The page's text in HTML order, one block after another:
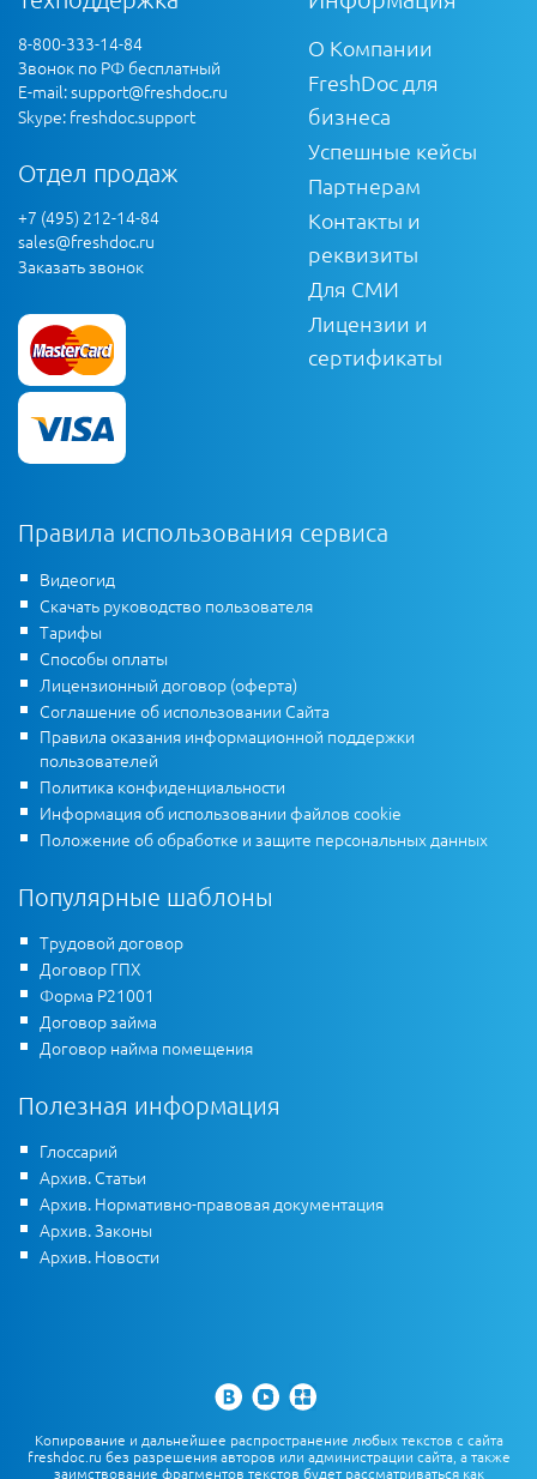
8-800-333-14-84
Звонок по РФ бесплатный
E-mail:support@freshdoc.ru
Skype: freshdoc.support
Отдел продаж
+7 (495) 212-14-84
sales@freshdoc.ru
Заказать звонок
О Компании
FreshDoc для
бизнеса
Успешные кейсы
Партнерам
Контакты и
реквизиты
Для СМИ
Лицензии и
сертификаты
Правила использования сервиса
Видеогид
Скачать руководство пользователя
Тарифы
Способы оплаты
Лицензионный договор (оферта)
Соглашение об использовании Сайта
Правила оказания информационной поддержки
пользователей
Политика конфиденциальности
Информация об использовании файлов cookie
Положение об обработке и защите персональных данных
Популярные шаблоны
Трудовой договор
Договор ГПХ
Форма Р21001
Договор займа
Договор найма помещения
Полезная информация
Глоссарий
Архив. Статьи
Архив. Нормативно-правовая документация
Архив. Законы
Архив. Новости
Копирование и дальнейшее распространение любых текстов с сайта
freshdoc.ru без разрешения авторов или администрации сайта, а также
заимствование фрагментов текстов будет рассматриваться как